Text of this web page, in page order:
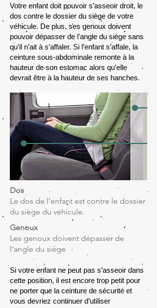
Votre enfant doit pouvoir s’asseoir droit, le
dos contre le dossier du siège de votre
véhicule. De plus, ses genoux doivent
pouvoir dépasser de l'angle du siège sans
qu’il n’ait à s’affaler. Si l’enfant s’affale, la
ceinture sous-abdominale remonte à la
hauteur de son estomac alors qu’elle
devrait être à la hauteur de ses hanches.
Dos
Le dos de l’enfant est contre le dossier
du siège du véhicule.​
Genoux
Les genoux doivent dépasser de
l'angle du siège ​
Si votre enfant ne peut pas s’asseoir dans
cette position, il est encore trop petit pour
ne porter que la ceinture de sécurité et
vous devriez continuer d’utiliser